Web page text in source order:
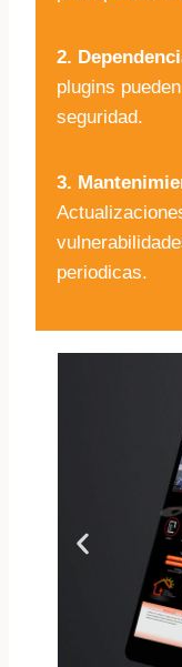
2.
plugins
seguridad.
3.
periodicas.